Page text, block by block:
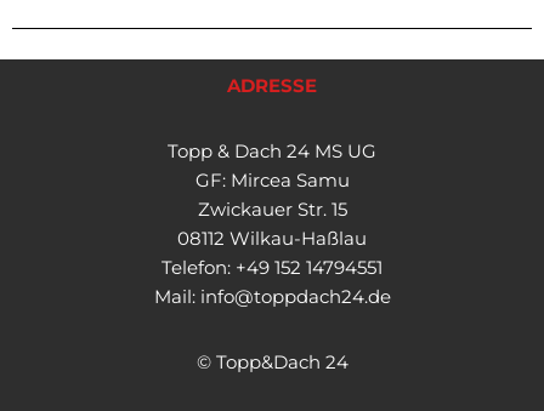
ADRESSE
Topp & Dach 24 MS UG
GF: Mircea Samu
Zwickauer Str. 15
08112 Wilkau-Haßlau
Telefon: +49 152 14794551
Mail: info@toppdach24.de
© Topp&Dach 24